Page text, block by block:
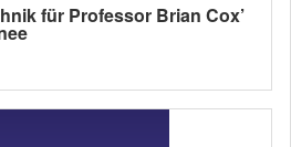
für Professor Brian Cox’